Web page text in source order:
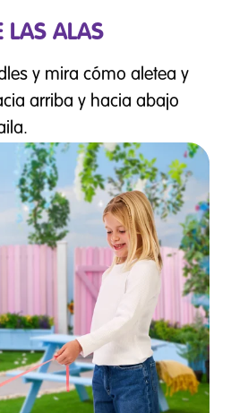
LAS ALAS
y mira cómo aletea y
arriba y hacia abajo